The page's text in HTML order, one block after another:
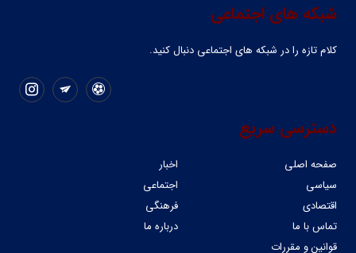
شبکه های اجتماعی
کلام تازه را در شبکه ‌های اجتماعی دنبال کنید.
دسترسی سریع
صفحه اصلی
اخبار
سیاسی
اجتماعی
اقتصادی
فرهنگی
تماس با ما
درباره ما
قوانین و مقررات